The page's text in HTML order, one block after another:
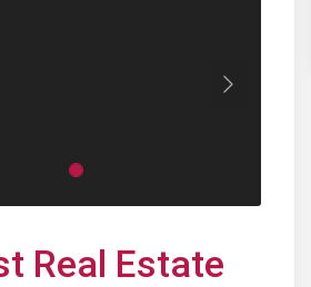
Next
Real Estate